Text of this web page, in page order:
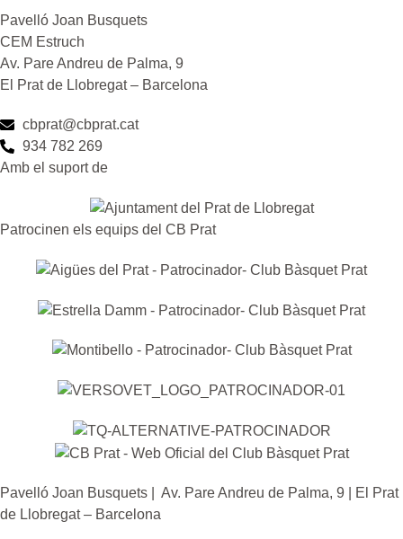
Pavelló Joan Busquets
CEM Estruch
Av. Pare Andreu de Palma, 9
El Prat de Llobregat – Barcelona
cbprat@cbprat.cat
934 782 269
Amb el suport de
Patrocinen els equips del CB Prat
Pavelló Joan Busquets | Av. Pare Andreu de Palma, 9 | El Prat
de Llobregat – Barcelona